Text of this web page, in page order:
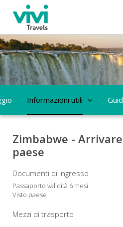
Informazioni utili
Zimbabwe -
paese
Documenti di ingresso
Passaporto validità 6 mesi
Visto paese
Mezzi di trasporto